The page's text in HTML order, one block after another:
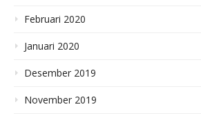
Februari 2020
Januari 2020
Desember 2019
November 2019